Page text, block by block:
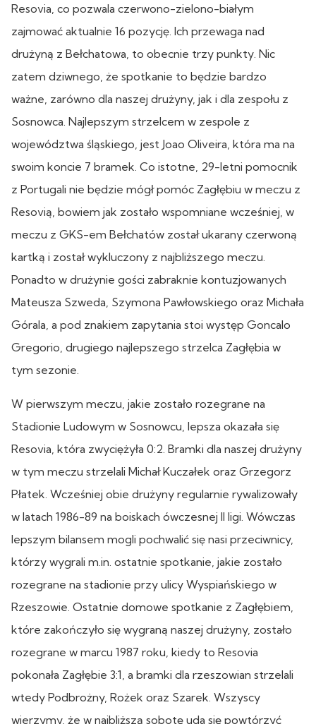
Resovia, co pozwala czerwono-zielono-białym
zajmować aktualnie 16 pozycję. Ich przewaga nad
drużyną z Bełchatowa, to obecnie trzy punkty. Nic
zatem dziwnego, że spotkanie to będzie bardzo
ważne, zarówno dla naszej drużyny, jak i dla zespołu z
Sosnowca. Najlepszym strzelcem w zespole z
województwa śląskiego, jest Joao Oliveira, która ma na
swoim koncie 7 bramek. Co istotne, 29-letni pomocnik
z Portugali nie będzie mógł pomóc Zagłębiu w meczu z
Resovią, bowiem jak zostało wspomniane wcześniej, w
meczu z GKS-em Bełchatów został ukarany czerwoną
kartką i został wykluczony z najbliższego meczu.
Ponadto w drużynie gości zabraknie kontuzjowanych
Mateusza Szweda, Szymona Pawłowskiego oraz Michała
Górala, a pod znakiem zapytania stoi występ Goncalo
Gregorio, drugiego najlepszego strzelca Zagłębia w
tym sezonie.
W pierwszym meczu, jakie zostało rozegrane na
Stadionie Ludowym w Sosnowcu, lepsza okazała się
Resovia, która zwyciężyła 0:2. Bramki dla naszej drużyny
w tym meczu strzelali Michał Kuczałek oraz Grzegorz
Płatek. Wcześniej obie drużyny regularnie rywalizowały
w latach 1986-89 na boiskach ówczesnej II ligi. Wówczas
lepszym bilansem mogli pochwalić się nasi przeciwnicy,
którzy wygrali m.in. ostatnie spotkanie, jakie zostało
rozegrane na stadionie przy ulicy Wyspiańskiego w
Rzeszowie. Ostatnie domowe spotkanie z Zagłębiem,
które zakończyło się wygraną naszej drużyny, zostało
rozegrane w marcu 1987 roku, kiedy to Resovia
pokonała Zagłębie 3:1, a bramki dla rzeszowian strzelali
wtedy Podbrożny, Rożek oraz Szarek. Wszyscy
wierzymy, że w najbliższą sobotę uda się powtórzyć